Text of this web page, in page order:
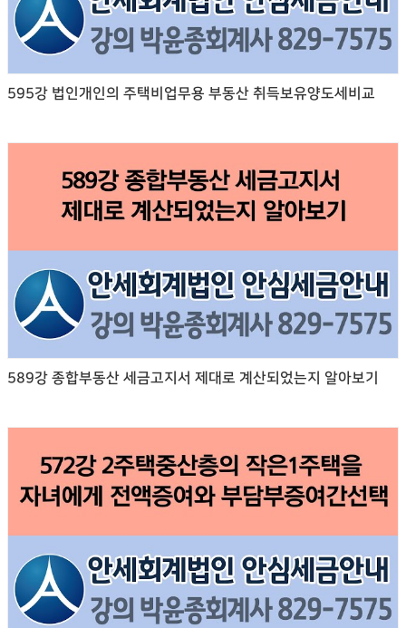
595강 법인개인의 주택비업무용 부동산 취득보유양도세비교
589강 종합부동산 세금고지서 제대로 계산되었는지 알아보기